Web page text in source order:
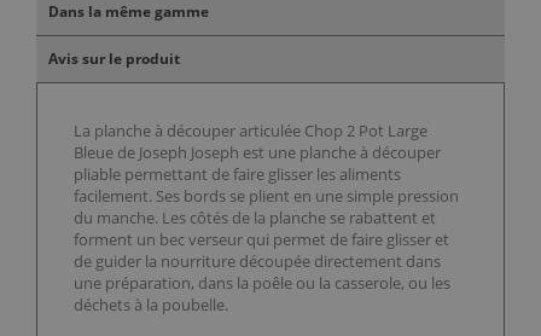
Dans la même gamme
Avis sur le produit
La planche à découper articulée Chop 2 Pot Large
Bleue de Joseph Joseph est une planche à découper
pliable permettant de faire glisser les aliments
facilement. Ses bords se plient en une simple pression
du manche. Les côtés de la planche se rabattent et
forment un bec verseur qui permet de faire glisser et
de guider la nourriture découpée directement dans
une préparation, dans la poêle ou la casserole, ou les
déchets à la poubelle.